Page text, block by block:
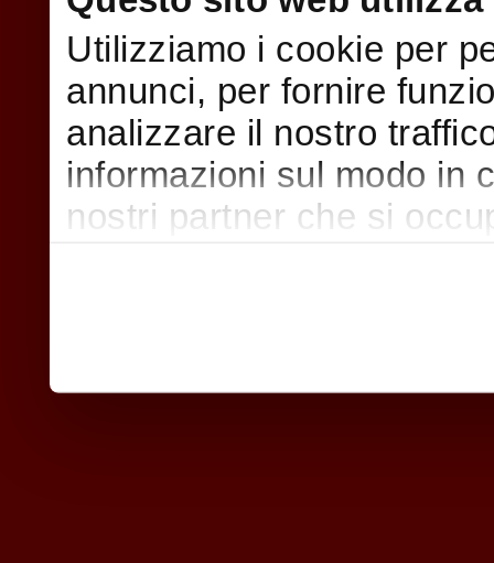
Utilizziamo i cookie per
annunci, per fornire
analizzare il nostro
informazioni sul modo in
nostri partner che si
nostri cookie se